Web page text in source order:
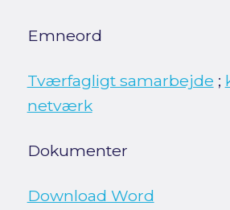
Emneord
Tværfagligt samarbejde ;
netværk
Dokumenter
Download Word